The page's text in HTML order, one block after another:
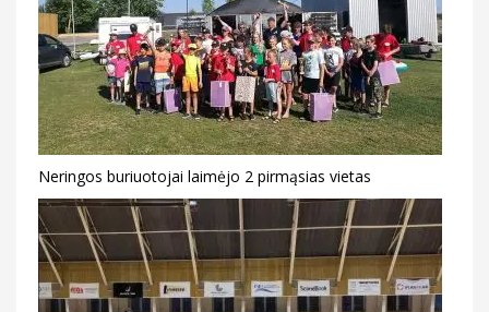
Neringos buriuotojai laimėjo 2 pirmąsias vietas